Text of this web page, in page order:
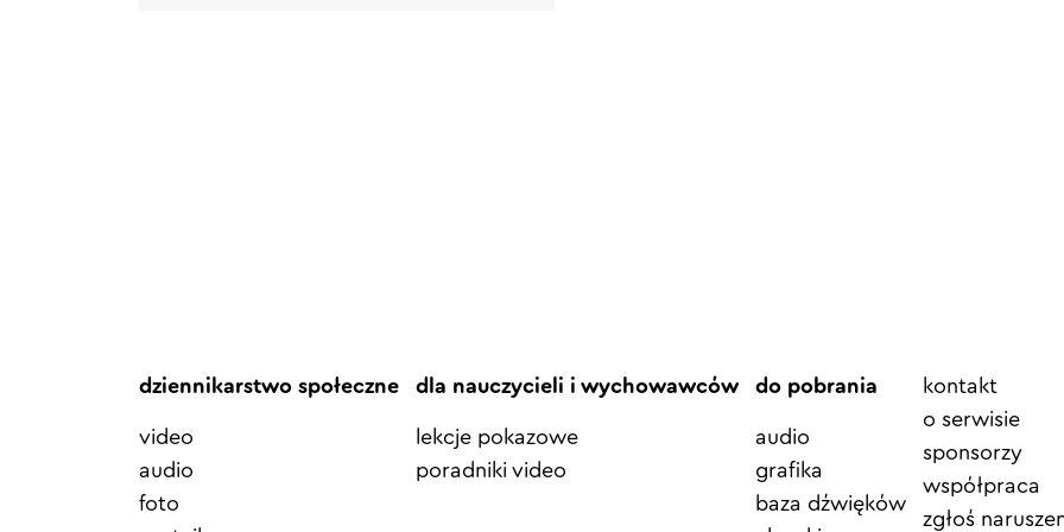
dziennikarstwo społeczne
video
audio
foto
dla nauczycieli i wychowawców
lekcje pokazowe
poradniki video
do pobrania
audio
grafika
baza dźwięków
Element
menu
kontakt
o serwisie
sponsorzy
współpraca
zgłoś